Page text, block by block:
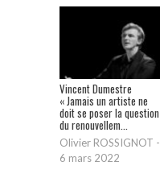
Vincent Dumestre
« Jamais un artiste ne
doit se poser la question
du renouvellem...
Olivier ROSSIGNOT -
6 mars 2022